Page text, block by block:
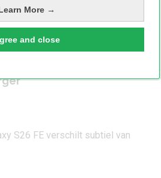
More →
and close